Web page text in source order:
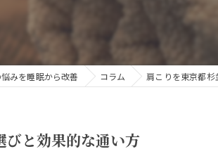
産後
みを睡眠から改善 コラム 肩こりを東京都
びと効果的な通い方